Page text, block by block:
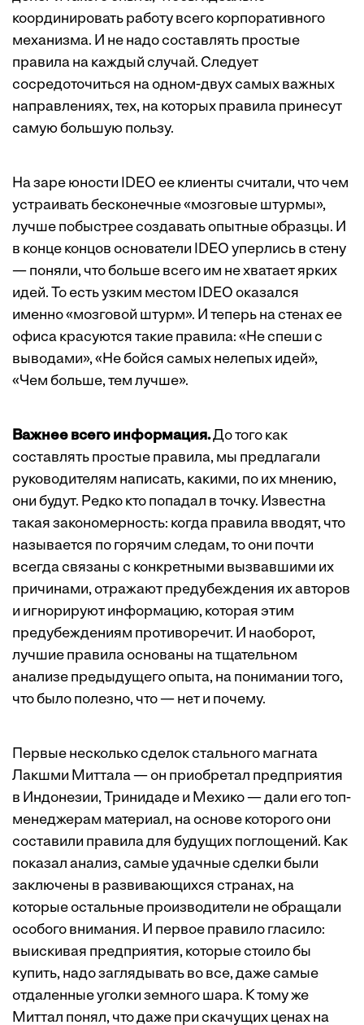
координировать работу всего корпоративного
механизма. И не надо составлять простые
правила на каждый случай. Следует
сосредоточиться на одном-двух самых важных
направлениях, тех, на которых правила принесут
самую большую пользу.
На заре юности IDEO ее клиенты считали, что чем
устраивать бесконечные «мозговые штурмы»,
лучше побыстрее создавать опытные образцы. И
в конце концов основатели IDEO уперлись в стену
— поняли, что больше всего им не хватает ярких
идей. То есть узким местом IDEO оказался
именно «мозговой штурм». И теперь на стенах ее
офиса красуются такие правила: «Не спеши с
выводами», «Не бойся самых нелепых идей»,
«Чем больше, тем лучше».
Важнее всего информация.До того как
составлять простые правила, мы предлагали
руководителям написать, какими, по их мнению,
они будут. Редко кто попадал в точку. Известна
такая закономерность: когда правила вводят, что
называется по горячим следам, то они почти
всегда связаны с конкретными вызвавшими их
причинами, отражают предубеждения их авторов
и игнорируют информацию, которая этим
предубеждениям противоречит. И наоборот,
лучшие правила основаны на тщательном
анализе предыдущего опыта, на понимании того,
что было полезно, что — нет и почему.
Первые несколько сделок стального магната
Лакшми Миттала — он приобретал предприятия
в Индонезии, Тринидаде и Мехико — дали его топ-
менеджерам материал, на основе которого они
составили правила для будущих поглощений. Как
показал анализ, самые удачные сделки были
заключены в развивающихся странах, на
которые остальные производители не обращали
особого внимания. И первое правило гласило:
выискивая предприятия, которые стоило бы
купить, надо заглядывать во все, даже самые
отдаленные уголки земного шара. К тому же
Миттал понял, что даже при скачущих ценах на